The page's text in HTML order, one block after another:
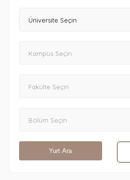
Üniversite Seçin
Kampüs Seçin
Fakülte Seçin
Bölüm Seçin
Yurt Ara